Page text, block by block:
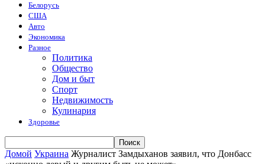
Белорусь
США
Авто
Экономика
Разное
Политика
Общество
Дом и быт
Спорт
Недвижимость
Кулинария
Здоровье
Домой Украина Журналист Замдыханов заявил, что Донбасс